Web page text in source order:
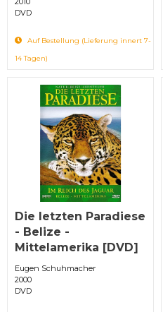
DVD
Auf Bestellung (Lieferung innert 7-
14 Tagen)
Die letzten Paradiese
- Belize -
Mittelamerika [DVD]
Eugen Schuhmacher
2000
DVD